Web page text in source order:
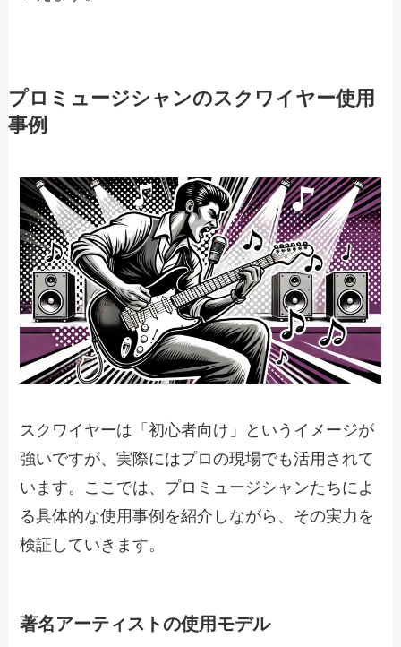
プロミュージシャンのスクワイヤー使用
事例
スクワイヤーは「初心者向け」というイメージが
強いですが、実際にはプロの現場でも活用されて
います。ここでは、プロミュージシャンたちによ
る具体的な使用事例を紹介しながら、その実力を
検証していきます。
著名アーティストの使用モデル